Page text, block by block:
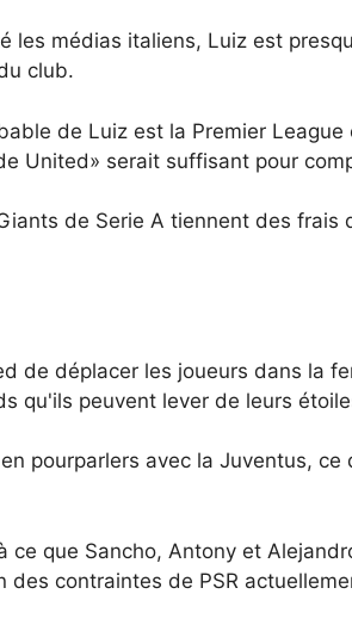
les médias italiens, Luiz est
club.
de Luiz est la Premier
United» serait suffisant pour
de Serie A tiennent des
de déplacer les joueurs dans la
qu'ils peuvent lever de leurs
pourparlers avec la Juventus,
ce que Sancho, Antony et
des contraintes de PSR